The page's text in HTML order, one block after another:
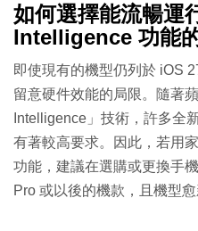
如何選擇能流暢運
Intelligence 功能
即使現有的機型仍列於 iOS
留意硬件效能的局限。隨著
Intelligence」技術，許多全
有著較高要求。因此，若用
功能，建議在選購或更換手
Pro 或以後的機款，且機型愈